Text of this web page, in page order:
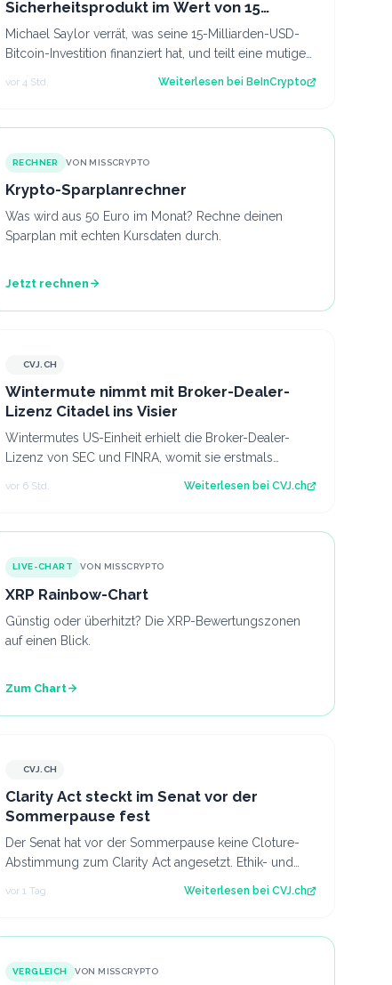
Sicherheitsprodukt im Wert von 15
Milliarden USD erfinden? Michael Saylor
sagt: Ja
Michael Saylor verrät, was seine 15-Milliarden-USD-
Bitcoin-Investition finanziert hat, und teilt eine mutige
vor 4 Std. Weiterlesen bei BeInCrypto
RECHNER VON MISSCRYPTO
Krypto-Sparplanrechner
Was wird aus 50 Euro im Monat? Rechne deinen
Sparplan mit echten Kursdaten durch.
Jetzt rechnen
CVJ.CHCVJ.CH
Wintermute nimmt mit Broker-Dealer-
Lizenz Citadel ins Visier
Wintermutes US-Einheit erhielt die Broker-Dealer-
Lizenz von SEC und FINRA, womit sie erstmals
Krypto-ETF-Anteile abwickeln darf. Der Artikel…
vor 6 Std. Weiterlesen bei CVJ.ch
LIVE-CHART VON MISSCRYPTO
XRP Rainbow-Chart
Günstig oder überhitzt? Die XRP-Bewertungszonen
auf einen Blick.
Zum Chart
CVJ.CHCVJ.CH
Clarity Act steckt im Senat vor der
Sommerpause fest
Der Senat hat vor der Sommerpause keine Cloture-
Abstimmung zum Clarity Act angesetzt. Ethik- und
vor 1 Tag Weiterlesen bei CVJ.ch
VERGLEICH VON MISSCRYPTO